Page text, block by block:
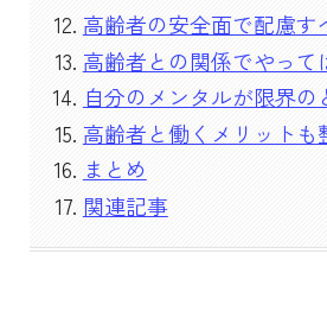
高齢者の安全面で配慮す
高齢者との関係でやって
自分のメンタルが限界の
高齢者と働くメリットも
まとめ
関連記事